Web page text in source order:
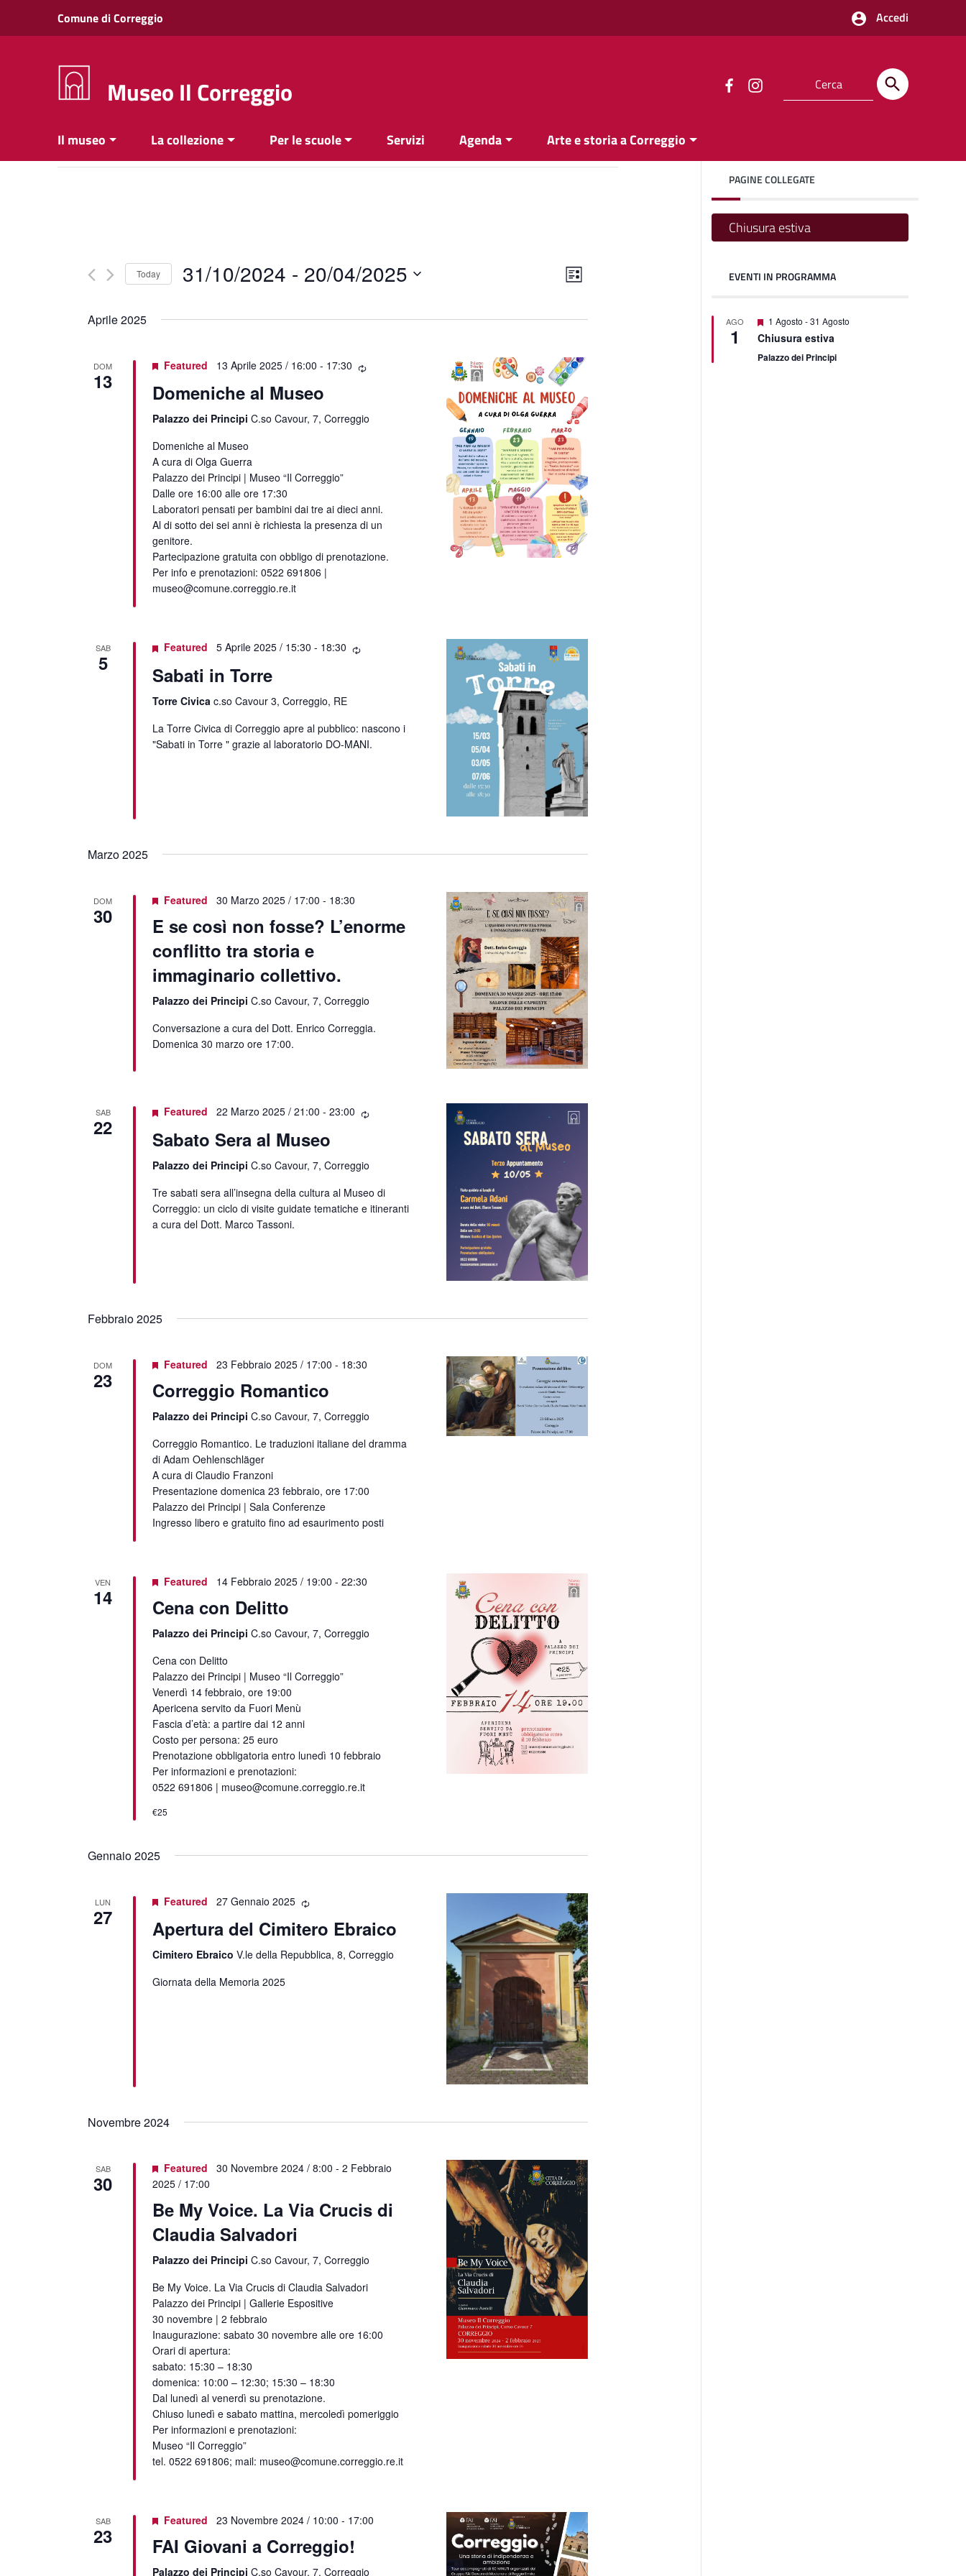
Vai ai contenuti
Vai al menu di navigazione
Comune di Correggio Accedi
Museo Il Correggio
Il museo La collezione Per le scuole Servizi Agenda Arte e storia a Correggio
Views
Event
Views
List
Today 31/10/2024 - 20/04/2025
date.
Aprile 2025
DOM
13
Featured 13 Aprile 2025 / 16:00 - 17:30
Domeniche al Museo
Palazzo dei Principi C.so Cavour, 7, Correggio
Domeniche al Museo
A cura di Olga Guerra
Palazzo dei Principi | Museo “Il Correggio”
Dalle ore 16:00 alle ore 17:30
Laboratori pensati per bambini dai tre ai dieci anni.
Al di sotto dei sei anni è richiesta la presenza di un
genitore.
Partecipazione gratuita con obbligo di prenotazione.
Per info e prenotazioni: 0522 691806 |
museo@comune.correggio.re.it
SAB
5
Featured 5 Aprile 2025 / 15:30 - 18:30
Sabati in Torre
Torre Civica c.so Cavour 3, Correggio, RE
La Torre Civica di Correggio apre al pubblico: nascono i
"Sabati in Torre " grazie al laboratorio DO-MANI.
Marzo 2025
DOM
30
Featured 30 Marzo 2025 / 17:00 - 18:30
E se così non fosse? L’enorme
conflitto tra storia e
immaginario collettivo.
Palazzo dei Principi C.so Cavour, 7, Correggio
Conversazione a cura del Dott. Enrico Correggia.
Domenica 30 marzo ore 17:00.
SAB
22
Featured 22 Marzo 2025 / 21:00 - 23:00
Sabato Sera al Museo
Palazzo dei Principi C.so Cavour, 7, Correggio
Tre sabati sera all’insegna della cultura al Museo di
Correggio: un ciclo di visite guidate tematiche e itineranti
a cura del Dott. Marco Tassoni.
Febbraio 2025
DOM
23
Featured 23 Febbraio 2025 / 17:00 - 18:30
Correggio Romantico
Palazzo dei Principi C.so Cavour, 7, Correggio
Correggio Romantico. Le traduzioni italiane del dramma
di Adam Oehlenschläger
A cura di Claudio Franzoni
Presentazione domenica 23 febbraio, ore 17:00
Palazzo dei Principi | Sala Conferenze
Ingresso libero e gratuito fino ad esaurimento posti
VEN
14
Featured 14 Febbraio 2025 / 19:00 - 22:30
Cena con Delitto
Palazzo dei Principi C.so Cavour, 7, Correggio
Cena con Delitto
Palazzo dei Principi | Museo “Il Correggio”
Venerdì 14 febbraio, ore 19:00
Apericena servito da Fuori Menù
Fascia d’età: a partire dai 12 anni
Costo per persona: 25 euro
Prenotazione obbligatoria entro lunedì 10 febbraio
Per informazioni e prenotazioni:
0522 691806 | museo@comune.correggio.re.it
€25
Gennaio 2025
LUN
27
Featured 27 Gennaio 2025
Apertura del Cimitero Ebraico
Cimitero Ebraico V.le della Repubblica, 8, Correggio
Giornata della Memoria 2025
Novembre 2024
SAB
30
Featured 30 Novembre 2024 / 8:00 - 2 Febbraio
2025 / 17:00
Be My Voice. La Via Crucis di
Claudia Salvadori
Palazzo dei Principi C.so Cavour, 7, Correggio
Be My Voice. La Via Crucis di Claudia Salvadori
Palazzo dei Principi | Gallerie Espositive
30 novembre | 2 febbraio
Inaugurazione: sabato 30 novembre alle ore 16:00
Orari di apertura:
sabato: 15:30 – 18:30
domenica: 10:00 – 12:30; 15:30 – 18:30
Dal lunedì al venerdì su prenotazione.
Chiuso lunedì e sabato mattina, mercoledì pomeriggio
Per informazioni e prenotazioni:
Museo “Il Correggio”
tel. 0522 691806; mail: museo@comune.correggio.re.it
SAB
23
Featured 23 Novembre 2024 / 10:00 - 17:00
FAI Giovani a Correggio!
Palazzo dei Principi C.so Cavour, 7, Correggio
PAGINE COLLEGATE
Chiusura estiva
EVENTI IN PROGRAMMA
AGO
1
Featured
1 Agosto -31 Agosto
Chiusura estiva
Palazzo dei Principi